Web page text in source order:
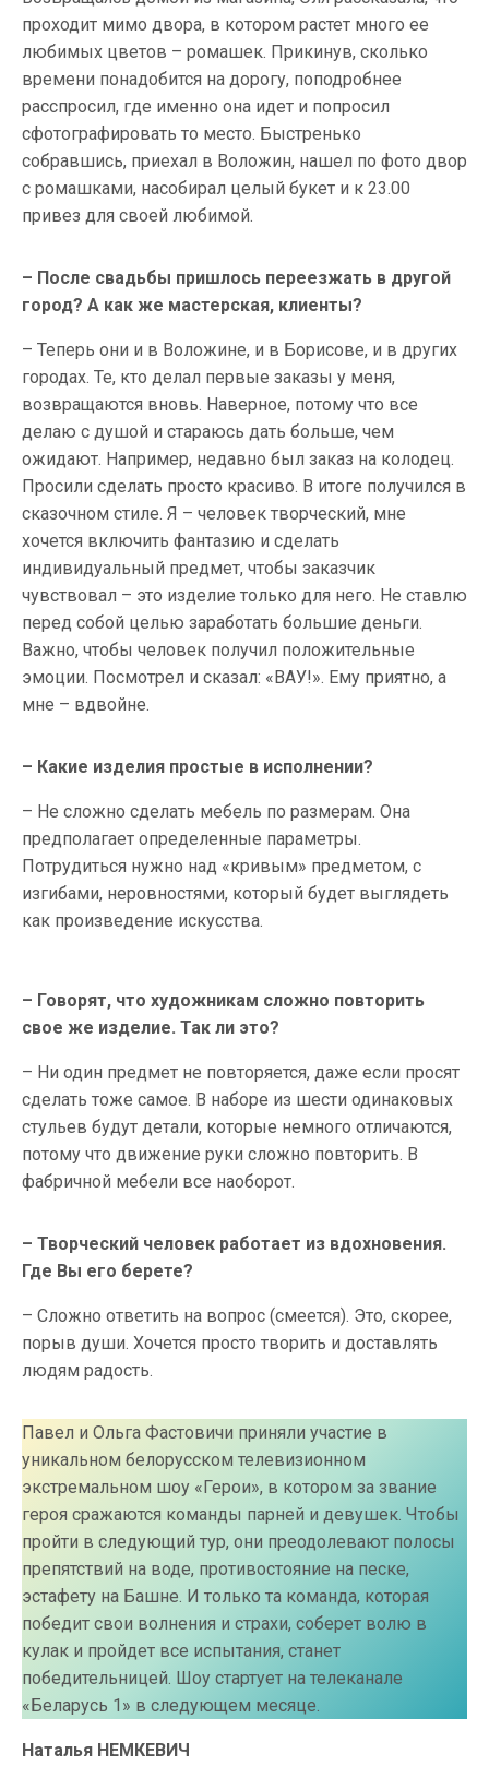
проходит мимо двора, в котором растет много ее
любимых цветов – ромашек. Прикинув, сколько
времени понадобится на дорогу, поподробнее
расспросил, где именно она идет и попросил
сфотографировать то место. Быстренько
собравшись, приехал в Воложин, нашел по фото двор
с ромашками, насобирал целый букет и к 23.00
привез для своей любимой.
– После свадьбы пришлось переезжать в другой
город? А как же мастерская, клиенты?
– Теперь они и в Воложине, и в Борисове, и в других
городах. Те, кто делал первые заказы у меня,
возвращаются вновь. Наверное, потому что все
делаю с душой и стараюсь дать больше, чем
ожидают. Например, недавно был заказ на колодец.
Просили сделать просто красиво. В итоге получился в
сказочном стиле. Я – человек творческий, мне
хочется включить фантазию и сделать
индивидуальный предмет, чтобы заказчик
чувствовал – это изделие только для него. Не ставлю
перед собой целью заработать большие деньги.
Важно, чтобы человек получил положительные
эмоции. Посмотрел и сказал: «ВАУ!». Ему приятно, а
мне – вдвойне.
– Какие изделия простые в исполнении?
– Не сложно сделать мебель по размерам. Она
предполагает определенные параметры.
Потрудиться нужно над «кривым» предметом, с
изгибами, неровностями, который будет выглядеть
как произведение искусства.
– Говорят, что художникам сложно повторить
свое же изделие. Так ли это?
– Ни один предмет не повторяется, даже если просят
сделать тоже самое. В наборе из шести одинаковых
стульев будут детали, которые немного отличаются,
потому что движение руки сложно повторить. В
фабричной мебели все наоборот.
– Творческий человек работает из вдохновения.
Где Вы его берете?
– Сложно ответить на вопрос (смеется). Это, скорее,
порыв души. Хочется просто творить и доставлять
людям радость.
Павел и Ольга Фастовичи приняли участие в
уникальном белорусском телевизионном
экстремальном шоу «Герои», в котором за звание
героя сражаются команды парней и девушек. Чтобы
пройти в следующий тур, они преодолевают полосы
препятствий на воде, противостояние на песке,
эстафету на Башне. И только та команда, которая
победит свои волнения и страхи, соберет волю в
кулак и пройдет все испытания, станет
победительницей. Шоу стартует на телеканале
«Беларусь 1» в следующем месяце.
Наталья НЕМКЕВИЧ